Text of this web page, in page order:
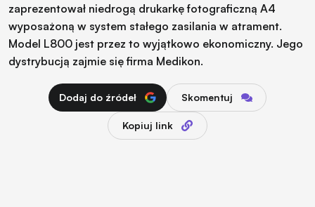
zaprezentował niedrogą drukarkę fotograficzną A4
wyposażoną w system stałego zasilania w atrament.
Model L800 jest przez to wyjątkowo ekonomiczny. Jego
dystrybucją zajmie się firma Medikon.
Dodaj do źródeł Skomentuj
Kopiuj link